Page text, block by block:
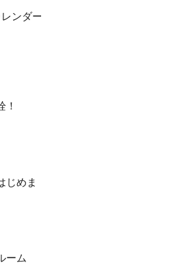
ンダー
！
じめま
ーム